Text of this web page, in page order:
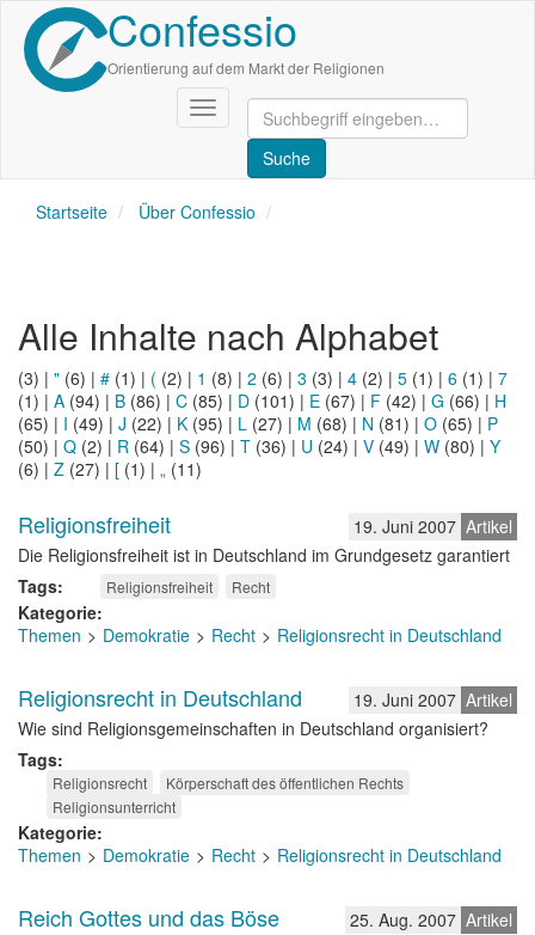
Direkt
zum
Inhalt
Confessio
Orientierung auf dem Markt der Religionen
Navigation
aktivieren/deaktivieren
Startseite Über Confessio
Alle Inhalte nach Alphabet
(3) | " (6) | # (1) | ( (2) | 1 (8) | 2 (6) | 3 (3) | 4 (2) | 5 (1) | 6 (1) | 7
(1) | A (94) | B (86) | C (85) | D (101) | E (67) | F (42) | G (66) | H
(65) | I (49) | J (22) | K (95) | L (27) | M (68) | N (81) | O (65) | P
(50) | Q (2) | R (64) | S (96) | T (36) | U (24) | V (49) | W (80) | Y
(6) | Z (27) | [ (1) | „ (11)
Artikel
19. Juni 2007
Religionsfreiheit
Die Religionsfreiheit ist in Deutschland im Grundgesetz garantiert
Tags
Religionsfreiheit Recht
Kategorie
Themen
Demokratie Recht Religionsrecht in Deutschland
Artikel
19. Juni 2007
Religionsrecht in Deutschland
Wie sind Religionsgemeinschaften in Deutschland organisiert?
Tags
Religionsrecht
Körperschaft des öffentlichen Rechts
Religionsunterricht
Kategorie
Themen
Demokratie Recht Religionsrecht in Deutschland
Artikel
25. Aug. 2007
Reich Gottes und das Böse